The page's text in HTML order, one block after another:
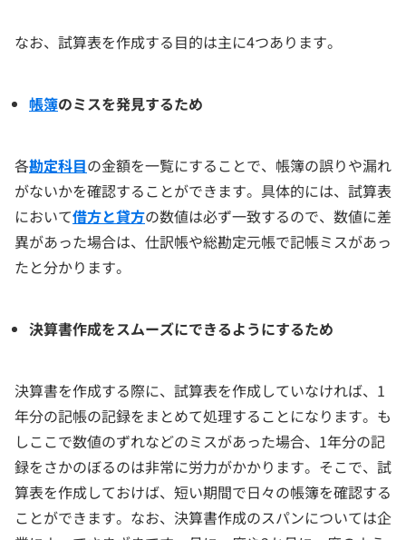
なお、試算表を作成する目的は主に4つあります。
帳簿のミスを発見するため
各勘定科目の金額を一覧にすることで、帳簿の誤りや漏れ
がないかを確認することができます。具体的には、試算表
において借方と貸方の数値は必ず一致するので、数値に差
異があった場合は、仕訳帳や総勘定元帳で記帳ミスがあっ
たと分かります。
決算書作成をスムーズにできるようにするため
決算書を作成する際に、試算表を作成していなければ、1
年分の記帳の記録をまとめて処理することになります。も
しここで数値のずれなどのミスがあった場合、1年分の記
録をさかのぼるのは非常に労力がかかります。そこで、試
算表を作成しておけば、短い期間で日々の帳簿を確認する
ことができます。なお、決算書作成のスパンについては企